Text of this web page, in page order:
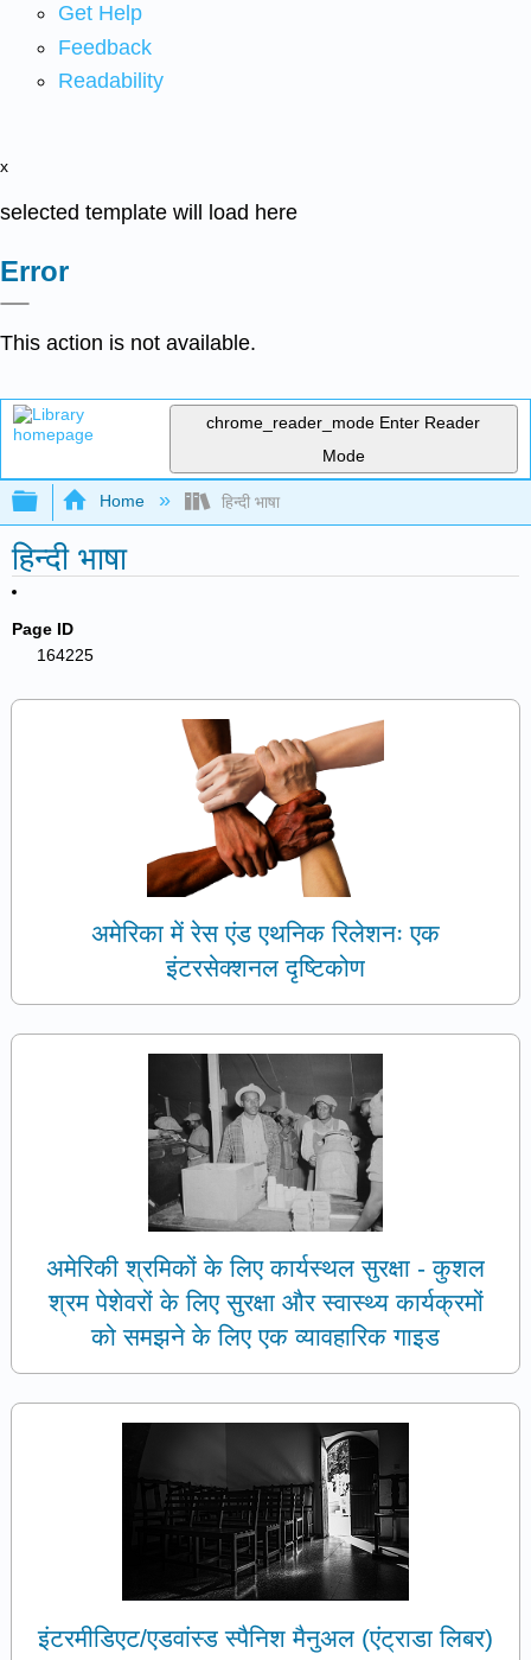
Get Help
Feedback
Readability
x
selected template will load here
Error
This action is not available.
chrome_reader_mode Enter Reader
Mode
Expand/collapse global hierarchy
Home हिन्दी भाषा
हिन्दी भाषा
Page ID
164225
अमेरिका में रेस एंड एथनिक रिलेशनः एक
इंटरसेक्शनल दृष्टिकोण
अमेरिकी श्रमिकों के लिए कार्यस्थल सुरक्षा - कुशल
श्रम पेशेवरों के लिए सुरक्षा और स्वास्थ्य कार्यक्रमों
को समझने के लिए एक व्यावहारिक गाइड
इंटरमीडिएट/एडवांस्ड स्पैनिश मैनुअल (एंट्राडा लिबर)